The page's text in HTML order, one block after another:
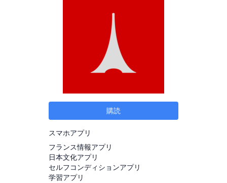
購読
スマホアプリ
フランス情報アプリ
日本文化アプリ
セルフコンディションアプリ
学習アプリ